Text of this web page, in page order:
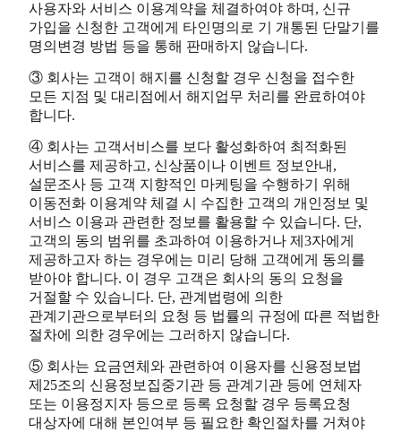
사용자와 서비스 이용계약을 체결하여야 하며, 신규
가입을 신청한 고객에게 타인명의로 기 개통된 단말기를
명의변경 방법 등을 통해 판매하지 않습니다.
③ 회사는 고객이 해지를 신청할 경우 신청을 접수한
모든 지점 및 대리점에서 해지업무 처리를 완료하여야
합니다.
④ 회사는 고객서비스를 보다 활성화하여 최적화된
서비스를 제공하고, 신상품이나 이벤트 정보안내,
설문조사 등 고객 지향적인 마케팅을 수행하기 위해
이동전화 이용계약 체결 시 수집한 고객의 개인정보 및
서비스 이용과 관련한 정보를 활용할 수 있습니다. 단,
고객의 동의 범위를 초과하여 이용하거나 제3자에게
제공하고자 하는 경우에는 미리 당해 고객에게 동의를
받아야 합니다. 이 경우 고객은 회사의 동의 요청을
거절할 수 있습니다. 단, 관계법령에 의한
관계기관으로부터의 요청 등 법률의 규정에 따른 적법한
절차에 의한 경우에는 그러하지 않습니다.
⑤ 회사는 요금연체와 관련하여 이용자를 신용정보법
제25조의 신용정보집중기관 등 관계기관 등에 연체자
또는 이용정지자 등으로 등록 요청할 경우 등록요청
대상자에 대해 본인여부 등 필요한 확인절차를 거쳐야